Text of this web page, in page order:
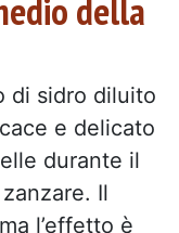
della
di sidro diluito
e delicato
durante il
Il
l’effetto è